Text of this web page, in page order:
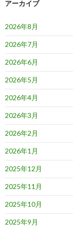
アーカイブ
2026年8月
2026年7月
2026年6月
2026年5月
2026年4月
2026年3月
2026年2月
2026年1月
2025年12月
2025年11月
2025年10月
2025年9月